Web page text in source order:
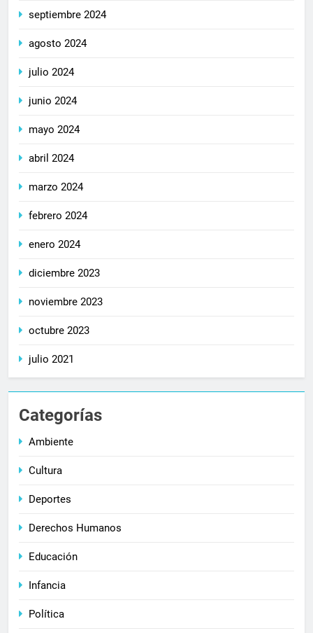
septiembre 2024
agosto 2024
julio 2024
junio 2024
mayo 2024
abril 2024
marzo 2024
febrero 2024
enero 2024
diciembre 2023
noviembre 2023
octubre 2023
julio 2021
Categorías
Ambiente
Cultura
Deportes
Derechos Humanos
Educación
Infancia
Política